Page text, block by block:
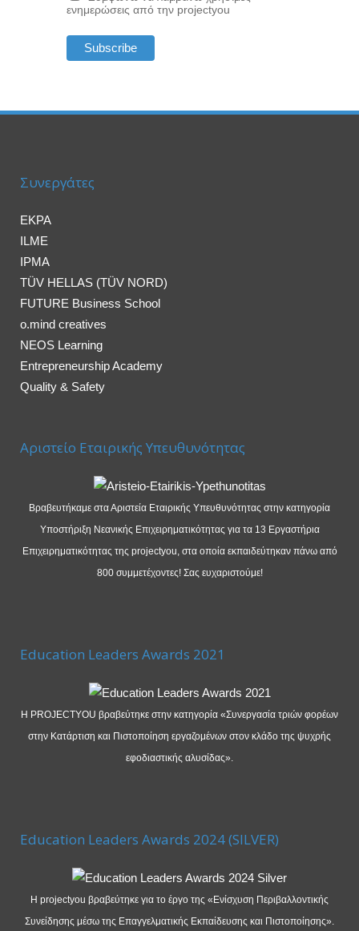
ενημερώσεις από την projectyou
Συνεργάτες
EKPA
ILME
IPMA
TÜV HELLAS (TÜV NORD)
FUTURE Business School
o.mind creatives
NEOS Learning
Entrepreneurship Academy
Quality & Safety
Αριστείο Εταιρικής Υπευθυνότητας
Βραβευτήκαμε στα Αριστεία Εταιρικής Υπευθυνότητας στην κατηγορία
Υποστήριξη Νεανικής Επιχειρηματικότητας για τα 13 Εργαστήρια
Επιχειρηματικότητας της projectyou, στα οποία εκπαιδεύτηκαν πάνω από
800 συμμετέχοντες! Σας ευχαριστούμε!
Education Leaders Awards 2021
Η PROJECTYOU βραβεύτηκε στην κατηγορία «Συνεργασία τριών φορέων
στην Κατάρτιση και Πιστοποίηση εργαζομένων στον κλάδο της ψυχρής
εφοδιαστικής αλυσίδας».
Education Leaders Awards 2024 (SILVER)
Η projectyou βραβεύτηκε για το έργο της «Ενίσχυση Περιβαλλοντικής
Συνείδησης μέσω της Επαγγελματικής Εκπαίδευσης και Πιστοποίησης».